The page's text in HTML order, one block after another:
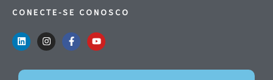
CONECTE-SE CONOSCO